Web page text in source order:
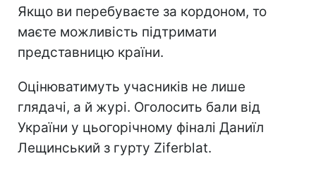
Якщо ви перебуваєте за кордоном, то
маєте можливість підтримати
представницю країни.
Оцінюватимуть учасників не лише
глядачі, а й журі. Оголосить бали від
України у цьогорічному фіналі Даниїл
Лещинський з гурту Ziferblat.